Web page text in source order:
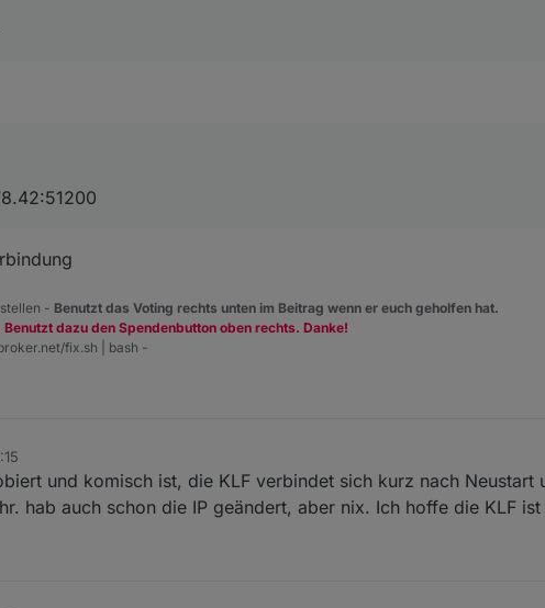
info	klf-200-api version: 5.0.2
- Benutzt das Voting rechts unten im Beitrag wenn er euch geholfen hat.
dazu den Spendenbutton oben rechts. Danke!
fix.sh | bash -
und komisch ist, die KLF verbindet sich kurz nach Neustart
hab auch schon die IP geändert, aber nix. Ich hoffe die KLF ist